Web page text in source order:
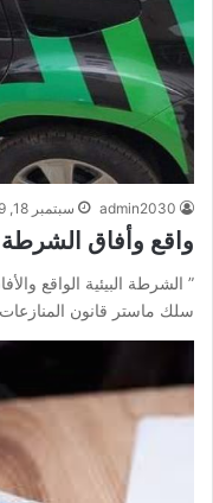
admin2030 سبتمبر 18, 2019
واقع وأفاق الشرطة
” الشرطة البيئية الواقع
سلك ماستر قانون